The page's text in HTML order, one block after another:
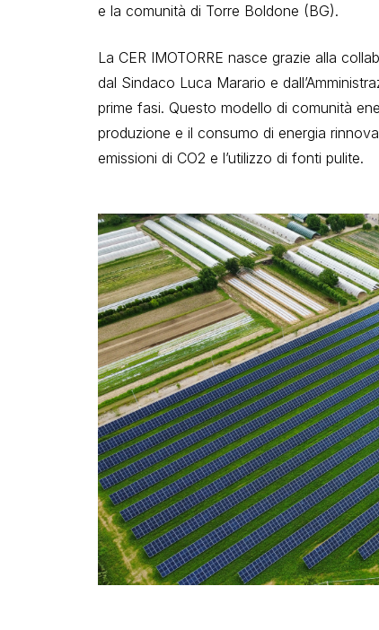
e la comunità di Torre Boldone (BG).
La CER IMOTORRE nasce grazie alla
dal Sindaco Luca Marario e
prime fasi. Questo modello di comunità
produzione e il consumo di energia
emissioni di CO2 e l’utilizzo di fonti pulite.